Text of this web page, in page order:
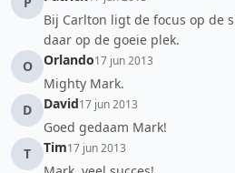
Bij Carlton ligt de focus op de
daar op de goeie plek.
O
Orlando17 jun 2013
Mighty Mark.
D
David17 jun 2013
Goed gedaam Mark!
T
Tim17 jun 2013